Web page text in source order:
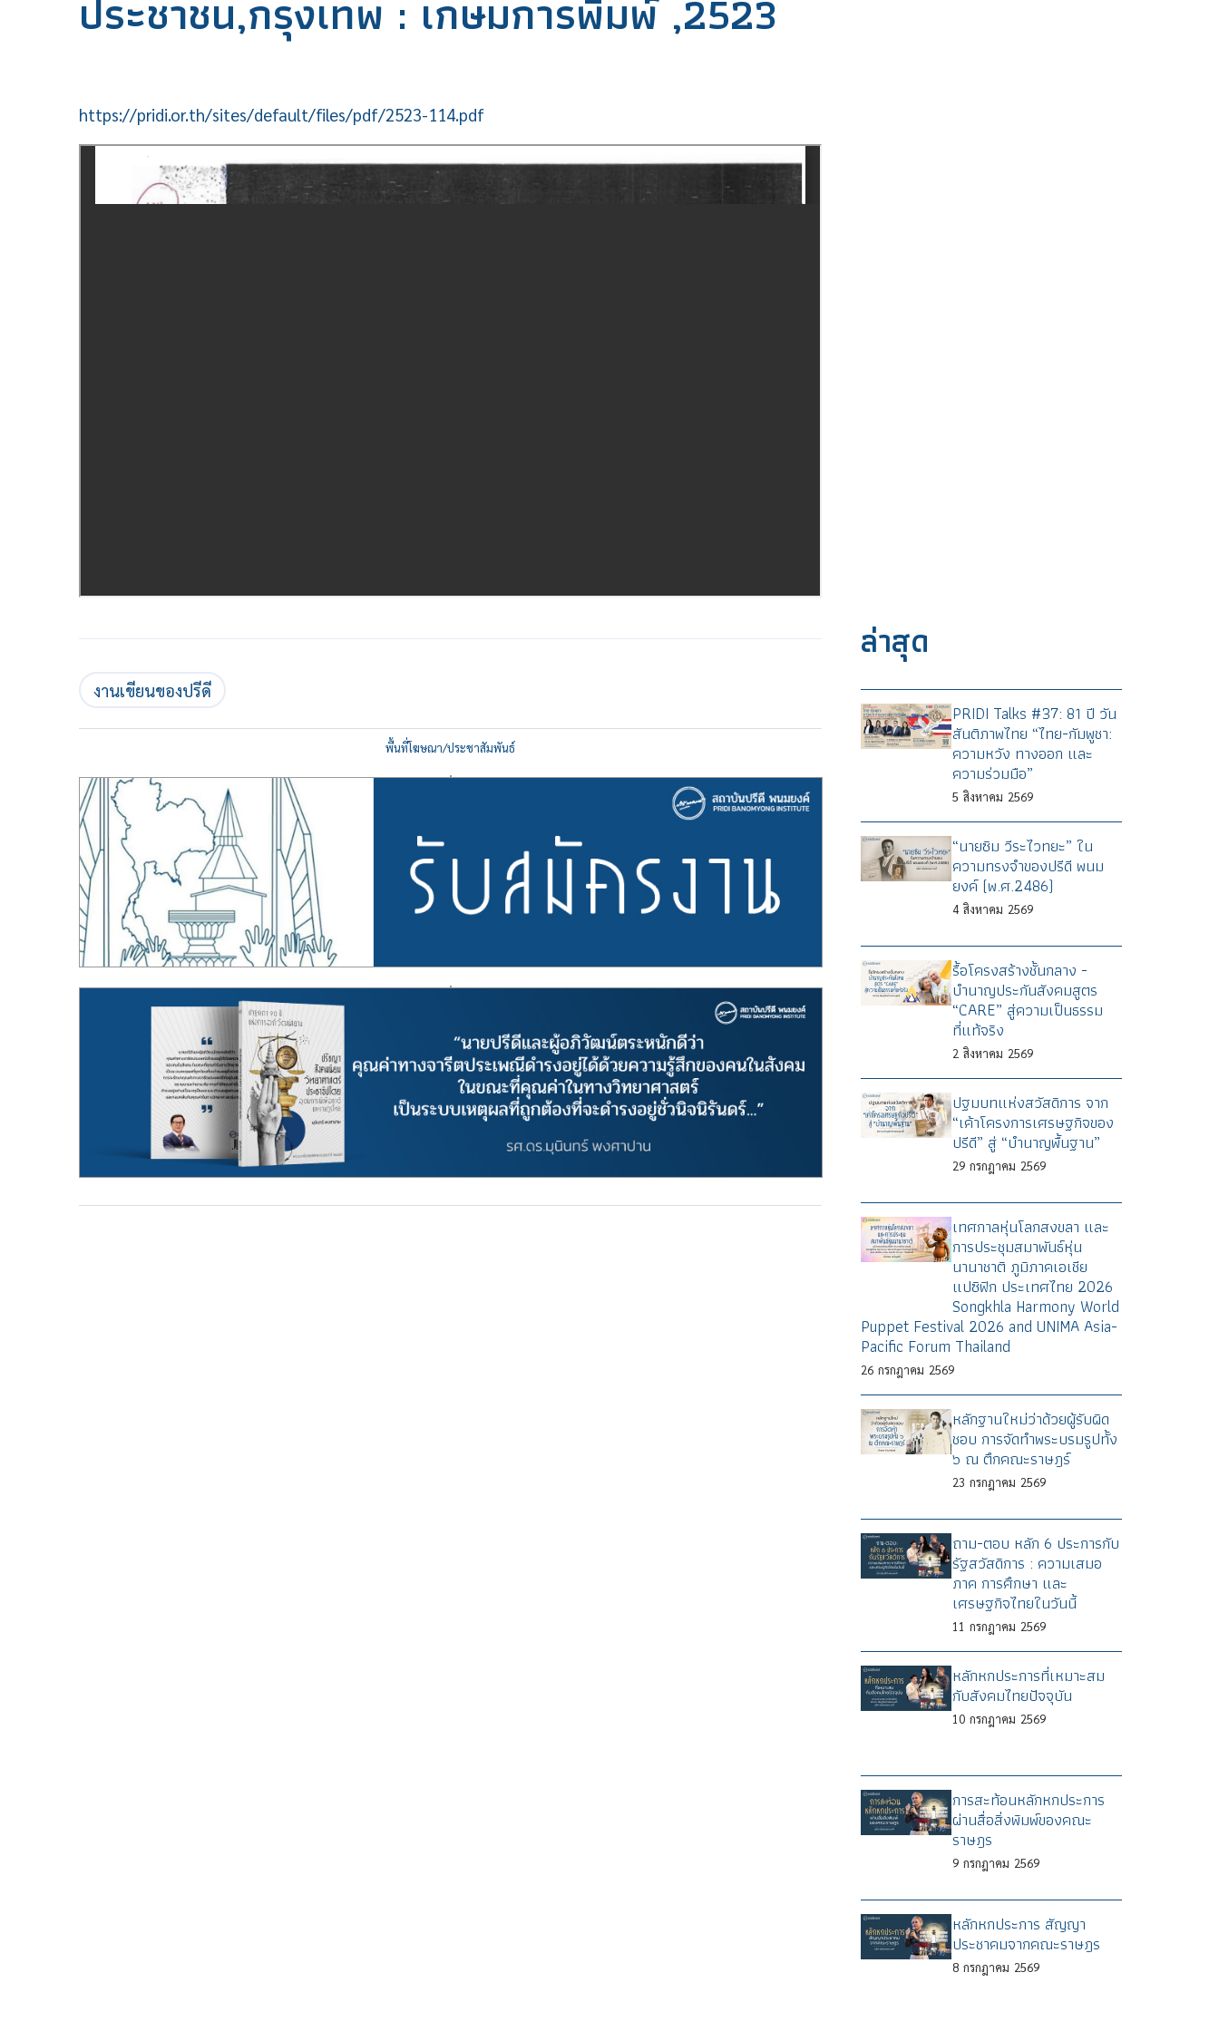
ประชาชน,กรุงเทพ : เกษมการพิมพ์ ,2523
https://pridi.or.th/sites/default/files/pdf/2523-114.pdf
งานเขียนของปรีดี
พื้นที่โฆษณา/ประชาสัมพันธ์
ล่าสุด
PRIDI Talks #37: 81 ปี วัน
สันติภาพไทย “ไทย-กัมพูชา:
ความหวัง ทางออก และ
ความร่วมมือ”
5 สิงหาคม 2569
“นายซิม วีระไวทยะ” ใน
ความทรงจำของปรีดี พนม
ยงค์ (พ.ศ.2486)
4 สิงหาคม 2569
รื้อโครงสร้างชั้นกลาง -
บำนาญประกันสังคมสูตร
“CARE” สู่ความเป็นธรรม
ที่แท้จริง
2 สิงหาคม 2569
ปฐมบทแห่งสวัสดิการ จาก
“เค้าโครงการเศรษฐกิจของ
ปรีดี” สู่ “บำนาญพื้นฐาน”
29 กรกฎาคม 2569
เทศกาลหุ่นโลกสงขลา และ
การประชุมสมาพันธ์หุ่น
นานาชาติ ภูมิภาคเอเชีย
แปซิฟิก ประเทศไทย 2026
Songkhla Harmony World
Puppet Festival 2026 and UNIMA Asia-
Pacific Forum Thailand
26 กรกฎาคม 2569
หลักฐานใหม่ว่าด้วยผู้รับผิด
ชอบ การจัดทำพระบรมรูปทั้ง
๖ ณ ตึกคณะราษฎร์
23 กรกฎาคม 2569
ถาม-ตอบ หลัก 6 ประการกับ
รัฐสวัสดิการ : ความเสมอ
ภาค การศึกษา และ
เศรษฐกิจไทยในวันนี้
11 กรกฎาคม 2569
หลักหกประการที่เหมาะสม
กับสังคมไทยปัจจุบัน
10 กรกฎาคม 2569
การสะท้อนหลักหกประการ
ผ่านสื่อสิ่งพิมพ์ของคณะ
ราษฎร
9 กรกฎาคม 2569
หลักหกประการ สัญญา
ประชาคมจากคณะราษฎร
8 กรกฎาคม 2569